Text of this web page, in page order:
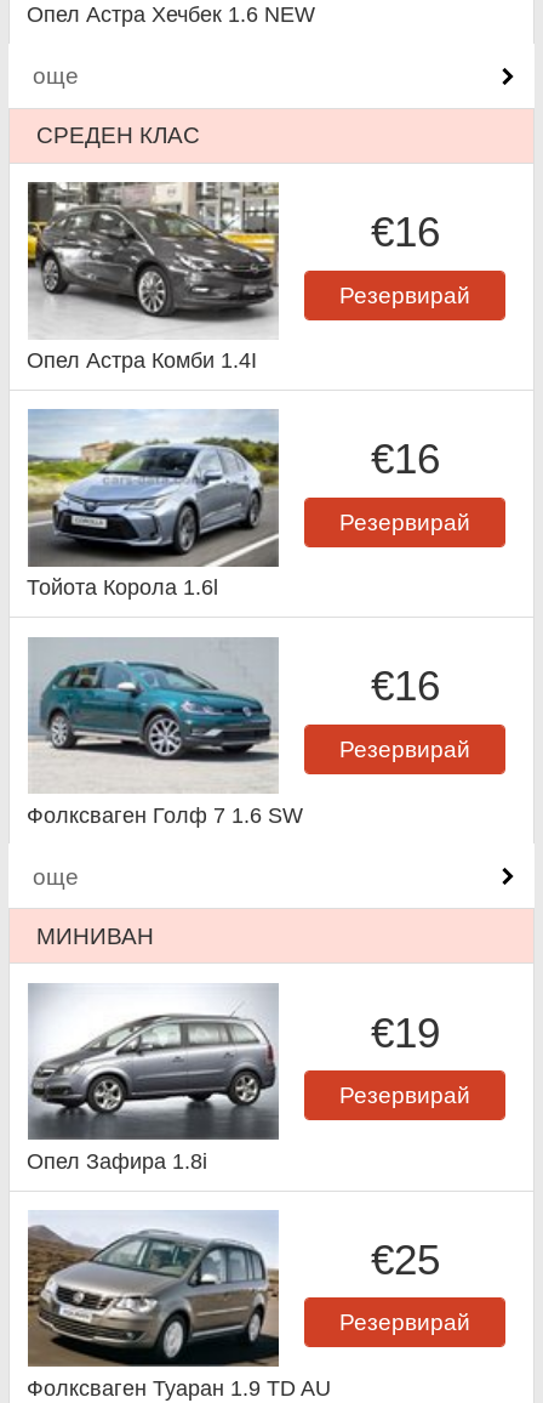
Опел Астра Хечбек 1.6 NEW
още
СРЕДЕН КЛАС
€16
Резервирай
Опел Астра Комби 1.4I
€16
Резервирай
Тойота Корола 1.6l
€16
Резервирай
Фолксваген Голф 7 1.6 SW
още
МИНИВАН
€19
Резервирай
Опел Зафира 1.8i
€25
Резервирай
Фолксваген Туаран 1.9 TD AU